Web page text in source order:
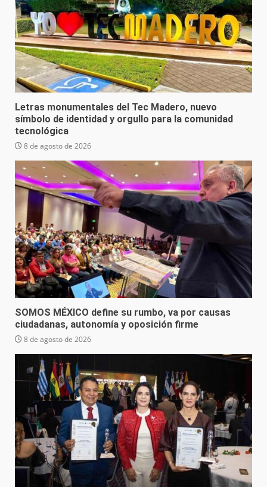
Letras monumentales del Tec Madero, nuevo
símbolo de identidad y orgullo para la comunidad
tecnológica
8 de agosto de 2026
SOMOS MÉXICO define su rumbo, va por causas
ciudadanas, autonomía y oposición firme
8 de agosto de 2026